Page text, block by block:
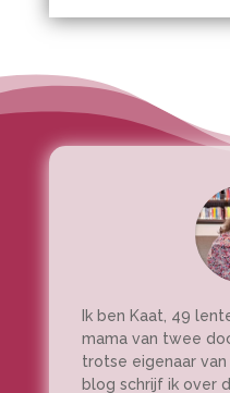
Ik ben Kaat, 49
mama van twee
trotse eigenaar
blog schrijf ik over